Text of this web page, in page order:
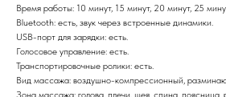
Время работы: 10 минут, 15 минут, 20 минут, 25
Bluetooth: есть, звук через встроенные динамики.
USB-порт для зарядки: есть.
Голосовое управление: есть.
Транспортировочные ролики: есть.
Вид массажа: воздушно-компрессионный,
Зона массажа: голова, плечи, шея, спина, поясница,